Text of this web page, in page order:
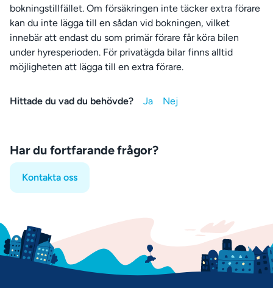
bokningstillfället. Om försäkringen inte täcker extra förare
kan du inte lägga till en sådan vid bokningen, vilket
innebär att endast du som primär förare får köra bilen
under hyresperioden. För privatägda bilar finns alltid
möjligheten att lägga till en extra förare.
Hittade du vad du behövde?
Har du fortfarande frågor?
Kontakta oss